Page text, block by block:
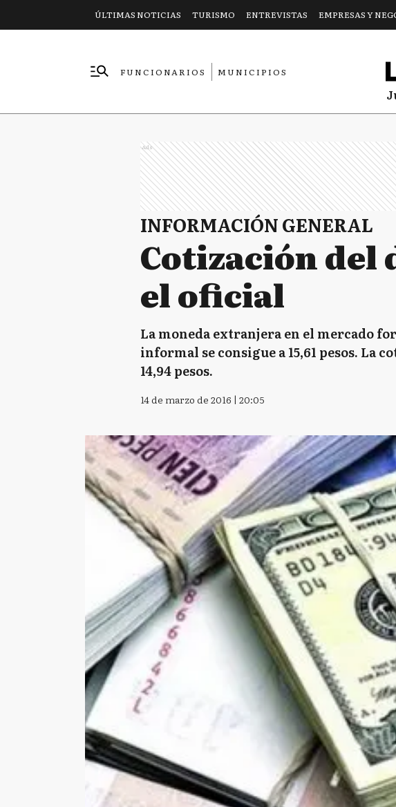
ÚLTIMAS NOTICIAS TURISMO ENTREVISTAS EMPRESAS Y
FUNCIONARIOS
MUNICIPIOS
Ads
INFORMACIÓN GENERAL
Cotización del
el oficial
La moneda extranjera en el mercado
informal se consigue a 15,61 pesos. La
14,94 pesos.
14 de marzo de 2016 | 20:05